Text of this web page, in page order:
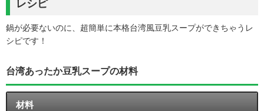
レシピ
鍋が必要ないのに、超簡単に本格台湾風豆乳スープができちゃうレ
シピです！
台湾あったか豆乳スープの材料
材料